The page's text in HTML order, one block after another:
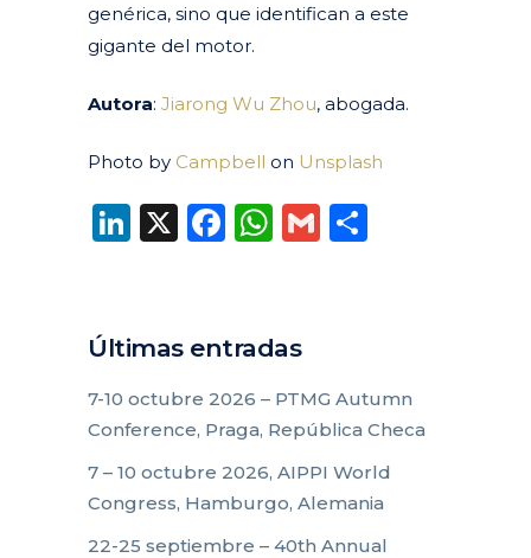
genérica, sino que identifican a este
gigante del motor.
Autora: Jiarong Wu Zhou, abogada.
Photo by Campbell on Unsplash
LinkedIn
X Facebook
WhatsApp
Gmail
Últimas entradas
7-10 octubre 2026 – PTMG Autumn
Conference, Praga, República Checa
7 – 10 octubre 2026, AIPPI World
Congress, Hamburgo, Alemania
22-25 septiembre – 40th Annual